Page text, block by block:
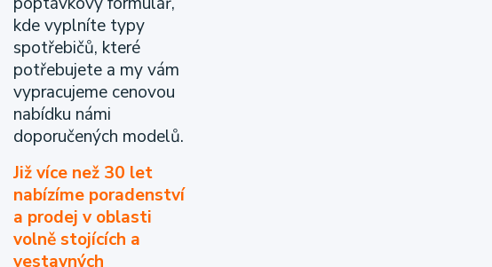
kde vyplníte typy
spotřebičů, které
potřebujete a my vám
vypracujeme cenovou
nabídku námi
doporučených modelů.
Již více než 30 let
nabízíme poradenství
a prodej v oblasti
volně stojících a
vestavných